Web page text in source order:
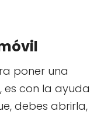
poner una
es con la ayuda
debes abrirla,